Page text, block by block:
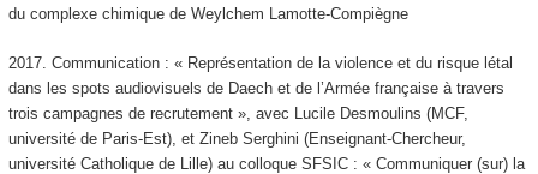
du complexe chimique de Weylchem Lamotte-Compiègne
2017. Communication : « Représentation de la violence et du risque létal
dans les spots audiovisuels de Daech et de l’Armée française à travers
trois campagnes de recrutement », avec Lucile Desmoulins (MCF,
université de Paris-Est), et Zineb Serghini (Enseignant-Chercheur,
université Catholique de Lille) au colloque SFSIC : « Communiquer (sur) la